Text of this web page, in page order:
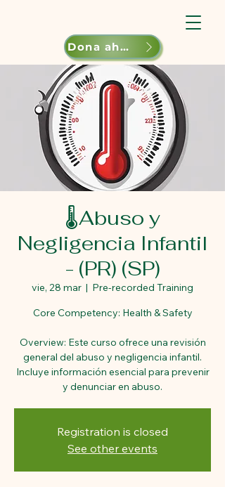
Dona ahora
🌡️Abuso y
Negligencia Infantil
- (PR) (SP)
vie, 28 mar
  |
Pre-recorded Training
Core Competency: Health & Safety
Overview: Este curso ofrece una revisión
general del abuso y negligencia infantil.
Incluye información esencial para prevenir
y denunciar en abuso.
Registration is closed
See other events